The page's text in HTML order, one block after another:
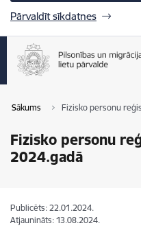
Pārvaldīt sīkdatnes
Sākums Fizisko personu
Fizisko personu
2024.gadā
Publicēts: 22.01.2024.
Atjaunināts: 13.08.2024.